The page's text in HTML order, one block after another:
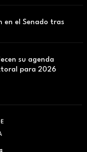
en el Senado tras
su agenda
para 2026